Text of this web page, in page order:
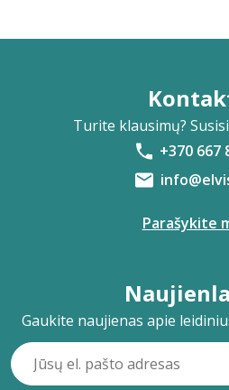
Turite klausimų?
+370 667
Parašykite
Gaukite naujienas apie